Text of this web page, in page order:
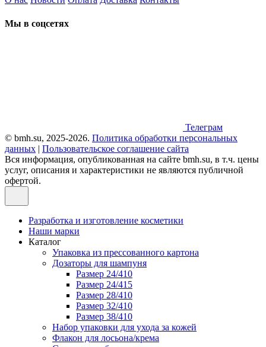
Мы в соцсетях
Телеграм
© bmh.su, 2025-2026. Политика обработки персональных
данных | Пользовательское соглашение сайта
Вся информация, опубликованная на сайте bmh.su, в т.ч. цены
услуг, описания и характеристики не являются публичной
офертой.
Разработка и изготовление косметики
Наши марки
Каталог
Упаковка из прессованного картона
Дозаторы для шампуня
Размер 24/410
Размер 24/415
Размер 28/410
Размер 32/410
Размер 38/410
Набор упаковки для ухода за кожей
Флакон для лосьона/крема